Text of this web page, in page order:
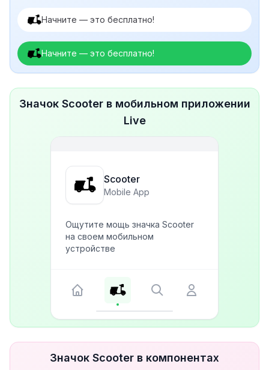
Начните — это бесплатно!
Начните — это бесплатно!
Значок Scooter в мобильном приложении
Live
Scooter
Mobile App
Ощутите мощь значка Scooter
на своем мобильном
устройстве
Значок Scooter в компонентах